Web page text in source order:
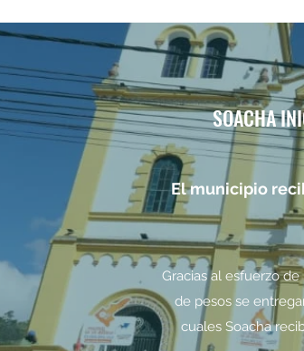
SOACHA
El municipio
Gracias al esfuerzo
de pesos se
cuales Soacha